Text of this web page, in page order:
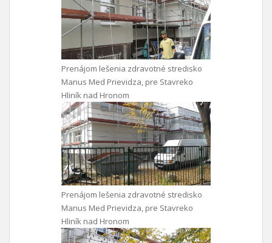
Prenájom lešenia zdravotné stredisko
Manus Med Prievidza, pre Stavreko
Hliník nad Hronom
Prenájom lešenia zdravotné stredisko
Manus Med Prievidza, pre Stavreko
Hliník nad Hronom